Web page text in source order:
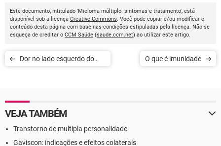
Este documento, intitulado 'Mieloma múltiplo: sintomas e tratamento', está
disponível sob a licença Creative Commons. Você pode copiar e/ou modificar o
conteúdo desta página com base nas condições estipuladas pela licença. Não se
esqueça de creditar o CCM Saúde (saude.ccm.net) ao utilizar este artigo.
Dor no lado esquerdo do
O que é imunidade
VEJA TAMBÉM
Transtorno de multipla personalidade
Gaviscon: indicações e efeitos colaterais